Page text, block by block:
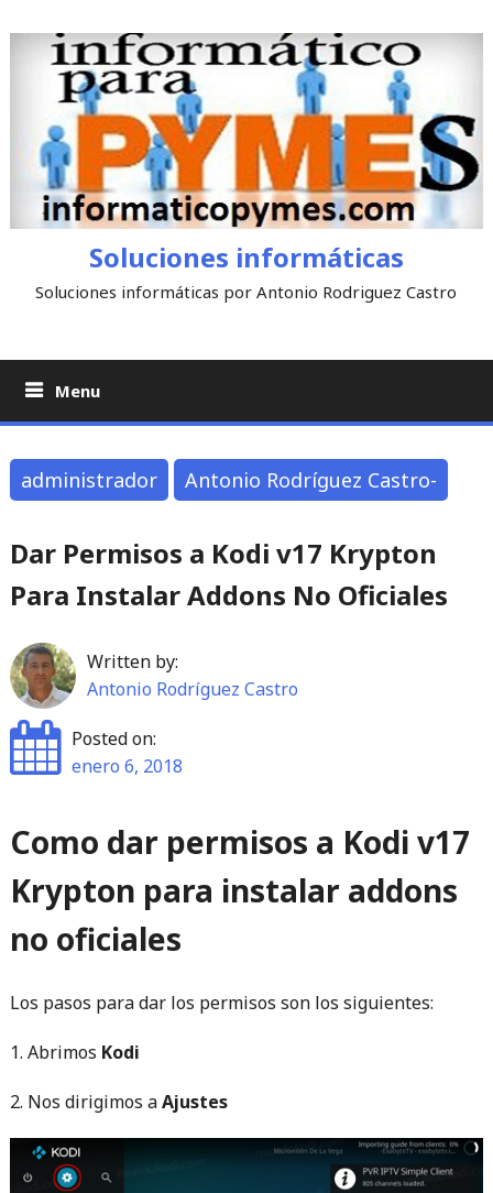
content
Soluciones informáticas
Soluciones informáticas por Antonio Rodriguez Castro
Menu
administrador Antonio Rodríguez Castro-
Dar Permisos a Kodi v17 Krypton
Para Instalar Addons No Oficiales
Written by:
Antonio Rodríguez Castro
Posted on:
enero 6, 2018
Como dar permisos a Kodi v17
Krypton para instalar addons
no oficiales
Los pasos para dar los permisos son los siguientes:
1. Abrimos Kodi
2. Nos dirigimos aAjustes